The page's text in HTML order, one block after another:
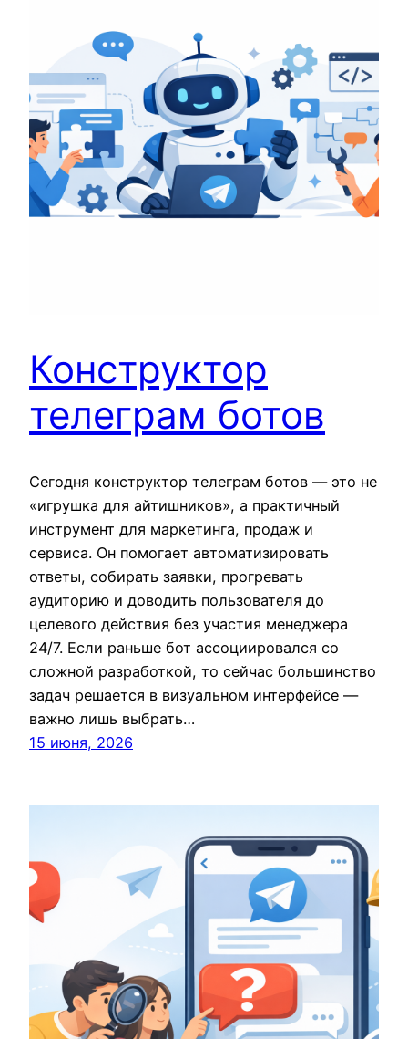
Конструктор
телеграм ботов
Сегодня конструктор телеграм ботов — это не
«игрушка для айтишников», а практичный
инструмент для маркетинга, продаж и
сервиса. Он помогает автоматизировать
ответы, собирать заявки, прогревать
аудиторию и доводить пользователя до
целевого действия без участия менеджера
24/7. Если раньше бот ассоциировался со
сложной разработкой, то сейчас большинство
задач решается в визуальном интерфейсе —
важно лишь выбрать…
15 июня, 2026